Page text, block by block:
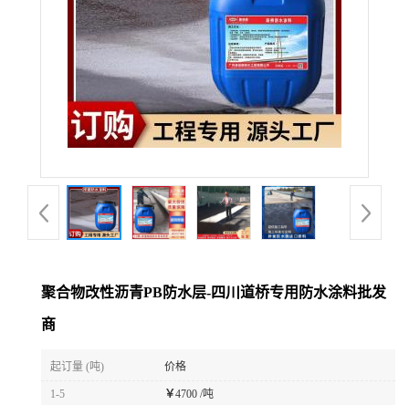
聚合物改性沥青PB防水层-四川道桥专用防水涂料批发
商
起订量 (吨) 价格
1-5 ￥4700 /吨